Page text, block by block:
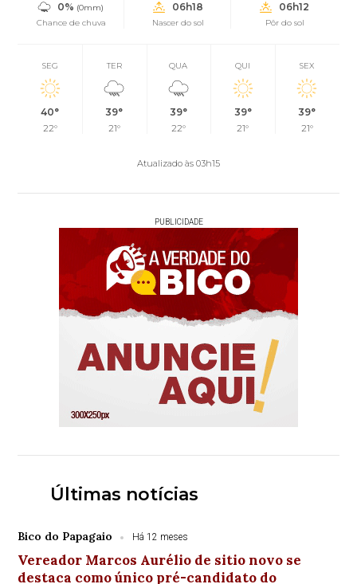
0% (0mm)
Chance de chuva
06h18
Nascer do sol
06h12
Pôr do sol
SEG
40°
22°
TER
39°
21°
QUA
39°
22°
QUI
39°
21°
SEX
39°
21°
Atualizado às 03h15
PUBLICIDADE
Últimas notícias
Bico do Papagaio Há 12 meses
Vereador Marcos Aurélio de sitio novo se
destaca como único pré-candidato do